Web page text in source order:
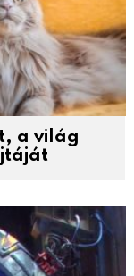
a világ